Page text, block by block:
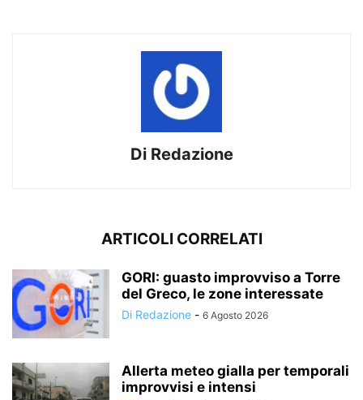
Di Redazione
ARTICOLI CORRELATI
GORI: guasto improvviso a Torre
del Greco, le zone interessate
Di Redazione - 6 Agosto 2026
Allerta meteo gialla per temporali
improvvisi e intensi